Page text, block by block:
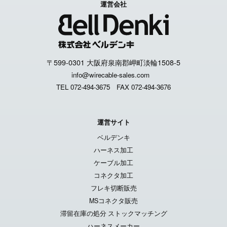
運営会社
〒599-0301 大阪府泉南郡岬町淡輪1508-5
info@wirecable-sales.com
TEL 072-494-3675 FAX 072-494-3676
運営サイト
ベルデンキ
ハーネス加工
ケーブル加工
コネクタ加工
フレキ切断販売
MSコネクタ販売
滞留在庫の処分 ストックマッチング